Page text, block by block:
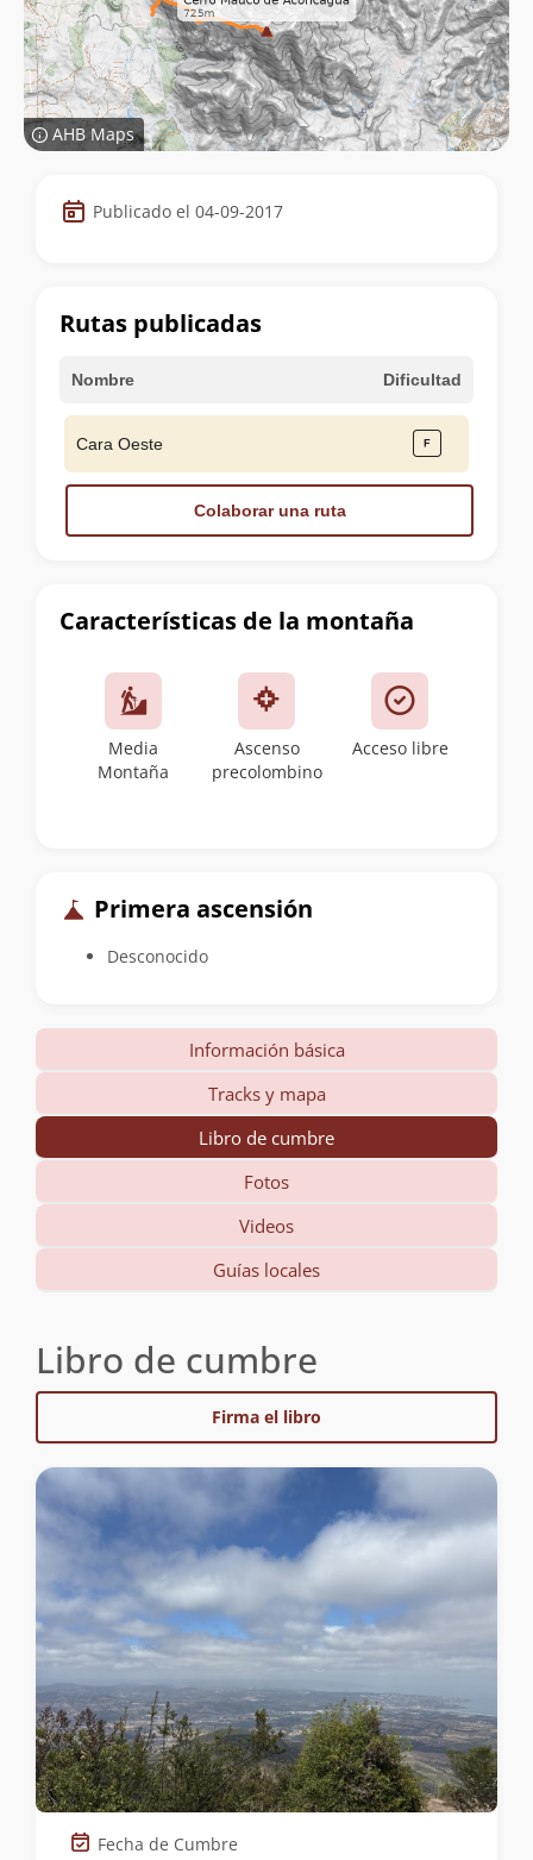
AHB Maps
Datos
de
cumbre
Publicado el 04-09-2017
Características de la montaña
Media
Montaña
Ascenso
precolombino
Acceso libre
Primera ascensión
Desconocido
Rutas publicadas
Nombre Dificultad
Cara Oeste
Colaborar una ruta
Información básica
Tracks y mapa
Libro de cumbre
Fotos
Videos
Guías locales
Libro de cumbre
Firma el libro
Fecha de Cumbre